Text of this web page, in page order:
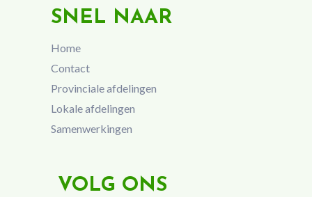
SNEL NAAR
Home
Contact
Provinciale afdelingen
Lokale afdelingen
Samenwerkingen
VOLG ONS